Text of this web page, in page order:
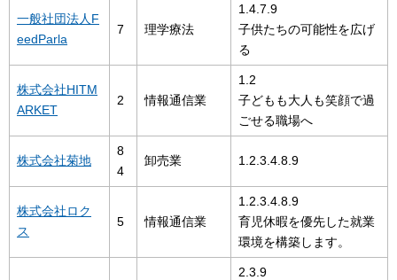
一般社団法人F
eedParla
7 理学療法
1.4.7.9
子供たちの可能性を広げ
る
株式会社HITM
ARKET
2 情報通信業
1.2
子どもも大人も笑顔で過
ごせる職場へ
株式会社菊地
8
4
卸売業 1.2.3.4.8.9
株式会社ロク
ス
5 情報通信業
1.2.3.4.8.9
育児休暇を優先した就業
環境を構築します。
2.3.9